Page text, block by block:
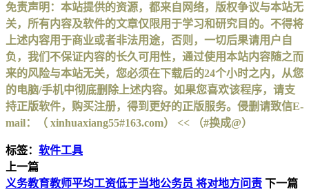
免责声明：本站提供的资源，都来自网络，版权争议与本站无
关，所有内容及软件的文章仅限用于学习和研究目的。不得将
上述内容用于商业或者非法用途，否则，一切后果请用户自
负，我们不保证内容的长久可用性，通过使用本站内容随之而
来的风险与本站无关，您必须在下载后的24个小时之内，从您
的电脑/手机中彻底删除上述内容。如果您喜欢该程序，请支
持正版软件，购买注册，得到更好的正版服务。侵删请致信E-
mail：（ xinhuaxiang55#163.com） << （#换成@）
标签： 软件工具
上一篇
义务教育教师平均工资低于当地公务员 将对地方问责 下一篇